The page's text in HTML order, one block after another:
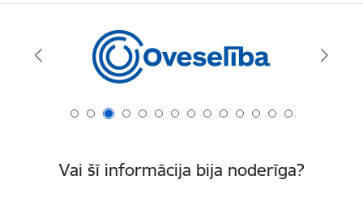
Vai šī informācija bija noderīga?